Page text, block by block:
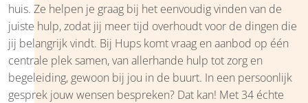
huis. Ze helpen je graag bij het eenvoudig vinden van de
juiste hulp, zodat jij meer tijd overhoudt voor de dingen die
jij belangrijk vindt. Bij Hups komt vraag en aanbod op één
centrale plek samen, van allerhande hulp tot zorg en
begeleiding, gewoon bij jou in de buurt. In een persoonlijk
gesprek jouw wensen bespreken? Dat kan! Met 34 échte